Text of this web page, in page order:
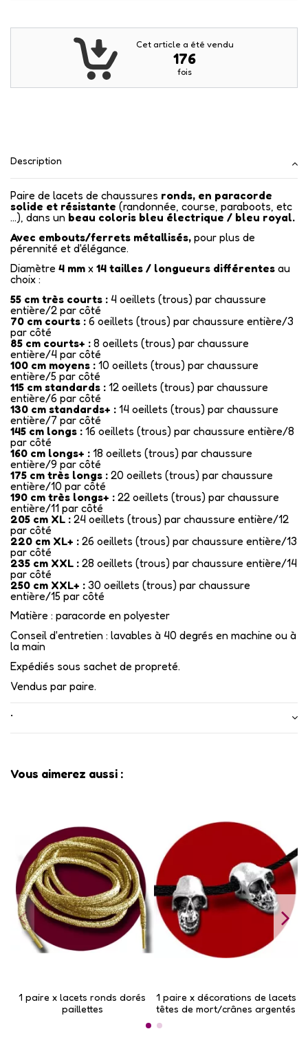
Cet article a été vendu
176
fois
Description
Paire de lacets de chaussures ronds, en paracorde
solide et résistante (randonnée, course, paraboots, etc
...), dans un beau coloris bleu électrique / bleu royal.
Avec embouts/ferrets métallisés, pour plus de
pérennité et d'élégance.
Diamètre 4 mm x 14 tailles / longueurs différentes au
choix :
55 cm très courts : 4 oeillets (trous) par chaussure
entière/2 par côté
70 cm courts : 6 oeillets (trous) par chaussure entière/3
par côté
85 cm courts+ : 8 oeillets (trous) par chaussure
entière/4 par côté
100 cm moyens : 10 oeillets (trous) par chaussure
entière/5 par côté
115 cm standards : 12 oeillets (trous) par chaussure
entière/6 par côté
130 cm standards+ : 14 oeillets (trous) par chaussure
entière/7 par côté
145 cm longs : 16 oeillets (trous) par chaussure entière/8
par côté
160 cm longs+ : 18 oeillets (trous) par chaussure
entière/9 par côté
175 cm très longs : 20 oeillets (trous) par chaussure
entière/10 par côté
190 cm très longs+ : 22 oeillets (trous) par chaussure
entière/11 par côté
205 cm XL : 24 oeillets (trous) par chaussure entière/12
par côté
220 cm XL+ : 26 oeillets (trous) par chaussure entière/13
par côté
235 cm XXL : 28 oeillets (trous) par chaussure entière/14
par côté
250 cm XXL+ : 30 oeillets (trous) par chaussure
entière/15 par côté
Matière : paracorde en polyester
Conseil d'entretien : lavables à 40 degrés en machine ou à
la main
Expédiés sous sachet de propreté.
Vendus par paire.
•
Vous aimerez aussi :
1 paire x lacets ronds dorés
paillettes
1 paire x ​décorations de lacets
têtes de mort/crânes argentés